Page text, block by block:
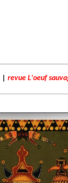
revue L'oeuf